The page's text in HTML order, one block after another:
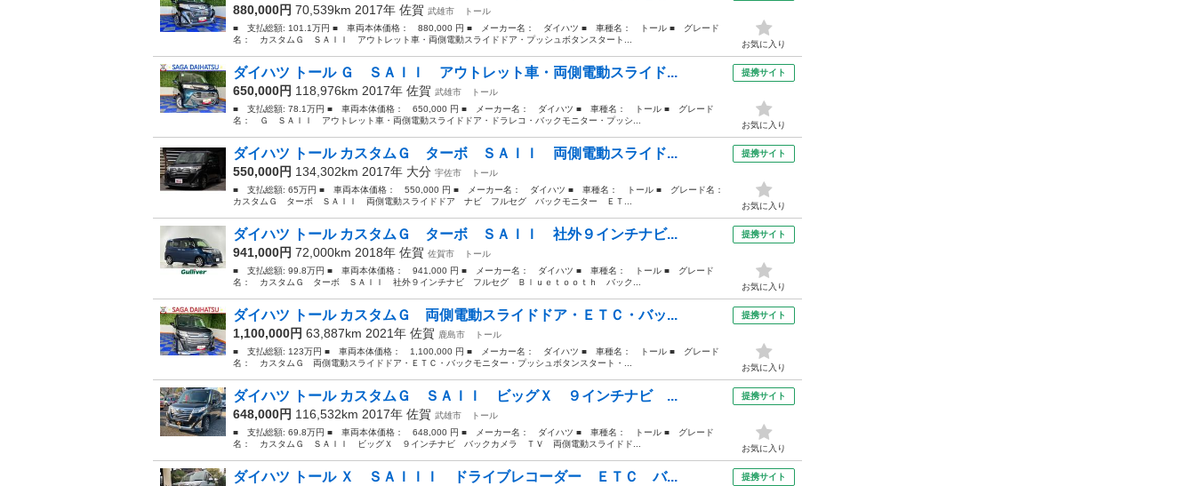
880,000円 70,539km 2017年 佐賀 武雄市
トール
■ 支払総額: 101.1万円 ■ 車両本体価格： 880,000 円 ■ メーカー名： ダイハツ ■ 車種名： トール ■ グレード
名： カスタムＧ ＳＡＩＩ アウトレット車・両側電動スライドドア・プッシュボタンスタート...
お気に入り
ダイハツ トール Ｇ ＳＡＩＩ アウトレット車・両側電動スライド...
650,000円 118,976km 2017年 佐賀 武雄市
トール
■ 支払総額: 78.1万円 ■ 車両本体価格： 650,000 円 ■ メーカー名： ダイハツ ■ 車種名： トール ■ グレード
名： Ｇ ＳＡＩＩ アウトレット車・両側電動スライドドア・ドラレコ・バックモニター・プッシ...
提携サイト
お気に入り
ダイハツ トール カスタムＧ ターボ ＳＡＩＩ 両側電動スライド...
550,000円 134,302km 2017年 大分 宇佐市
トール
■ 支払総額: 65万円 ■ 車両本体価格： 550,000 円 ■ メーカー名： ダイハツ ■ 車種名： トール ■ グレード名：
カスタムＧ ターボ ＳＡＩＩ 両側電動スライドドア ナビ フルセグ バックモニター ＥＴ...
提携サイト
お気に入り
ダイハツ トール カスタムＧ ターボ ＳＡＩＩ 社外９インチナビ...
941,000円 72,000km 2018年 佐賀 佐賀市
トール
■ 支払総額: 99.8万円 ■ 車両本体価格： 941,000 円 ■ メーカー名： ダイハツ ■ 車種名： トール ■ グレード
名： カスタムＧ ターボ ＳＡＩＩ 社外９インチナビ フルセグ Ｂｌｕｅｔｏｏｔｈ バック...
提携サイト
お気に入り
ダイハツ トール カスタムＧ 両側電動スライドドア・ＥＴＣ・バッ...
1,100,000円 63,887km 2021年 佐賀 鹿島市
トール
■ 支払総額: 123万円 ■ 車両本体価格： 1,100,000 円 ■ メーカー名： ダイハツ ■ 車種名： トール ■ グレード
名： カスタムＧ 両側電動スライドドア・ＥＴＣ・バックモニター・プッシュボタンスタート・...
提携サイト
お気に入り
ダイハツ トール カスタムＧ ＳＡＩＩ ビッグＸ ９インチナビ ...
648,000円 116,532km 2017年 佐賀 武雄市
トール
■ 支払総額: 69.8万円 ■ 車両本体価格： 648,000 円 ■ メーカー名： ダイハツ ■ 車種名： トール ■ グレード
名： カスタムＧ ＳＡＩＩ ビッグＸ ９インチナビ バックカメラ ＴＶ 両側電動スライドド...
提携サイト
お気に入り
ダイハツ トール Ｘ ＳＡＩＩＩ ドライブレコーダー ＥＴＣ バ... 提携サイト